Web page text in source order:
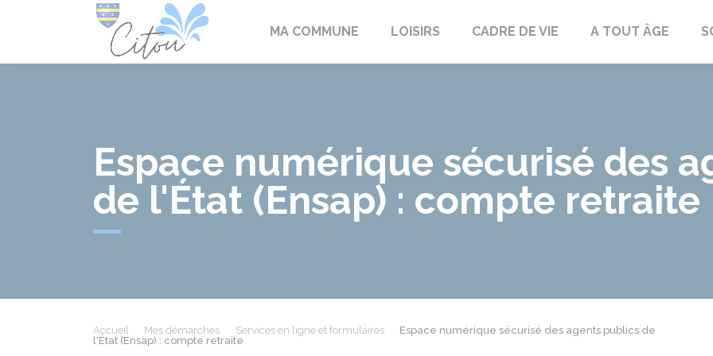
MA COMMUNE LOISIRS CADRE DE VIE A TOUT ÂGE
Espace numérique sécurisé des
de l'État (Ensap) : compte retraite
Accueil Mes démarches Services en ligne et formulaires
Espace numérique sécurisé des agents publics de
l'État (Ensap) : compte retraite